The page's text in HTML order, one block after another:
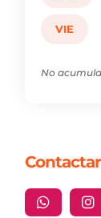
VIE
No
 